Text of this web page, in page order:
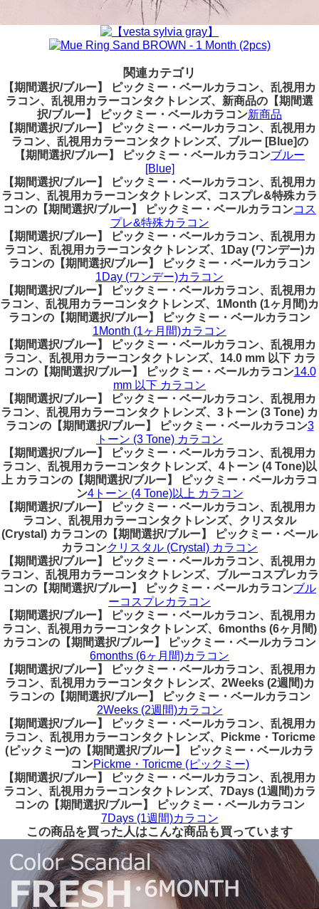
関連カテゴリ
【期間選択/ブルー】 ピックミー・ベールカラコン、乱視用カ
ラコン、乱視用カラーコンタクトレンズ、新商品の【期間選
択/ブルー】 ピックミー・ベールカラコン新商品
【期間選択/ブルー】 ピックミー・ベールカラコン、乱視用カ
ラコン、乱視用カラーコンタクトレンズ、ブルー [Blue]の
【期間選択/ブルー】 ピックミー・ベールカラコンブルー
[Blue]
【期間選択/ブルー】 ピックミー・ベールカラコン、乱視用カ
ラコン、乱視用カラーコンタクトレンズ、コスプレ&特殊カラ
コンの【期間選択/ブルー】 ピックミー・ベールカラコンコス
プレ&特殊カラコン
【期間選択/ブルー】 ピックミー・ベールカラコン、乱視用カ
ラコン、乱視用カラーコンタクトレンズ、1Day (ワンデー)カ
ラコンの【期間選択/ブルー】 ピックミー・ベールカラコン
1Day (ワンデー)カラコン
【期間選択/ブルー】 ピックミー・ベールカラコン、乱視用カ
ラコン、乱視用カラーコンタクトレンズ、1Month (1ヶ月間)カ
ラコンの【期間選択/ブルー】 ピックミー・ベールカラコン
1Month (1ヶ月間)カラコン
【期間選択/ブルー】 ピックミー・ベールカラコン、乱視用カ
ラコン、乱視用カラーコンタクトレンズ、14.0 mm 以下 カラ
コンの【期間選択/ブルー】 ピックミー・ベールカラコン14.0
mm 以下 カラコン
【期間選択/ブルー】 ピックミー・ベールカラコン、乱視用カ
ラコン、乱視用カラーコンタクトレンズ、3トーン (3 Tone) カ
ラコンの【期間選択/ブルー】 ピックミー・ベールカラコン3
トーン (3 Tone) カラコン
【期間選択/ブルー】 ピックミー・ベールカラコン、乱視用カ
ラコン、乱視用カラーコンタクトレンズ、4トーン (4 Tone)以
上 カラコンの【期間選択/ブルー】 ピックミー・ベールカラコ
ン4トーン (4 Tone)以上 カラコン
【期間選択/ブルー】 ピックミー・ベールカラコン、乱視用カ
ラコン、乱視用カラーコンタクトレンズ、クリスタル
(Crystal) カラコンの【期間選択/ブルー】 ピックミー・ベール
カラコンクリスタル (Crystal) カラコン
【期間選択/ブルー】 ピックミー・ベールカラコン、乱視用カ
ラコン、乱視用カラーコンタクトレンズ、ブルーコスプレカラ
コンの【期間選択/ブルー】 ピックミー・ベールカラコンブル
ーコスプレカラコン
【期間選択/ブルー】 ピックミー・ベールカラコン、乱視用カ
ラコン、乱視用カラーコンタクトレンズ、6months (6ヶ月間)
カラコンの【期間選択/ブルー】 ピックミー・ベールカラコン
6months (6ヶ月間)カラコン
【期間選択/ブルー】 ピックミー・ベールカラコン、乱視用カ
ラコン、乱視用カラーコンタクトレンズ、2Weeks (2週間)カ
ラコンの【期間選択/ブルー】 ピックミー・ベールカラコン
2Weeks (2週間)カラコン
【期間選択/ブルー】 ピックミー・ベールカラコン、乱視用カ
ラコン、乱視用カラーコンタクトレンズ、Pickme・Toricme
(ピックミー)の【期間選択/ブルー】 ピックミー・ベールカラ
コンPickme・Toricme (ピックミー)
【期間選択/ブルー】 ピックミー・ベールカラコン、乱視用カ
ラコン、乱視用カラーコンタクトレンズ、7Days (1週間)カラ
コンの【期間選択/ブルー】 ピックミー・ベールカラコン
7Days (1週間)カラコン
この商品を買った人はこんな商品も買っています